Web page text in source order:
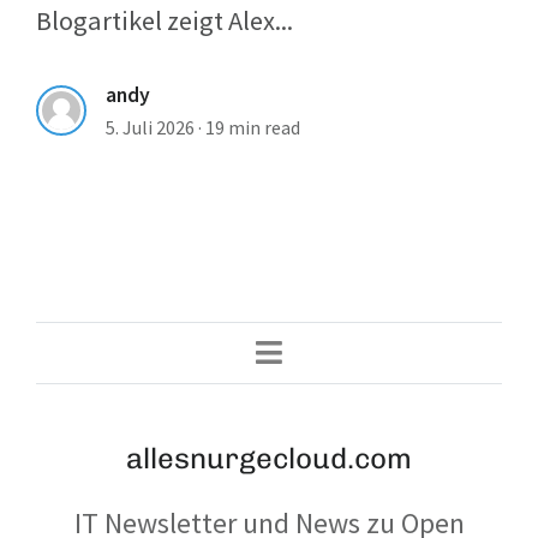
Blogartikel zeigt Alex...
andy
5. Juli 2026 · 19 min read
allesnurgecloud.com
IT Newsletter und News zu Open